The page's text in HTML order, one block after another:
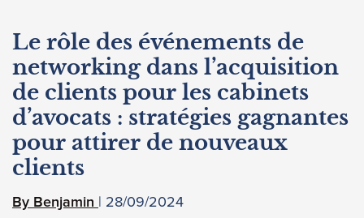
Le rôle des événements de
networking dans l’acquisition
de clients pour les cabinets
d’avocats : stratégies gagnantes
pour attirer de nouveaux
clients
Benjamin 28/09/2024